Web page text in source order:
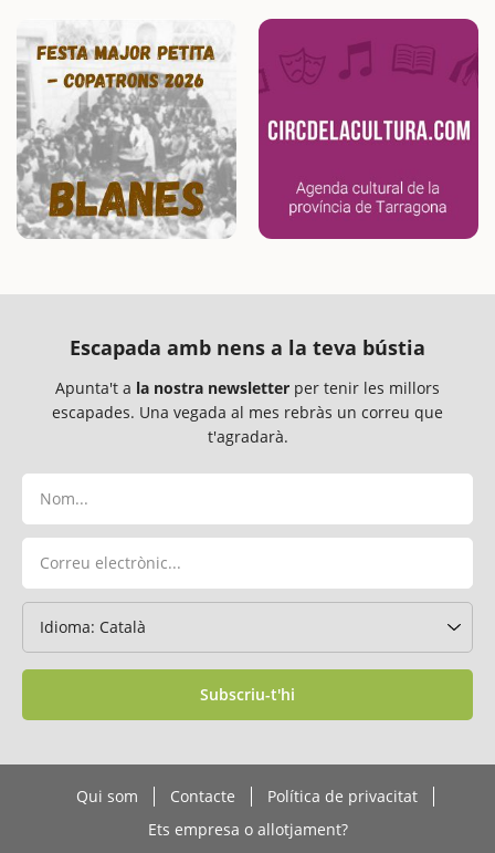
Escapada amb nens a la teva bústia
Apunta't a la nostra newsletter per tenir les millors
escapades. Una vegada al mes rebràs un correu que
t'agradarà.
Subscriu-t'hi
Qui som Contacte
Política de privacitat
Ets empresa o allotjament?